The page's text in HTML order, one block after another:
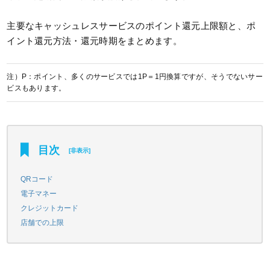
主要なキャッシュレスサービスのポイント還元上限額と、ポ
イント還元方法・還元時期をまとめます。
注）P：ポイント、多くのサービスでは1P＝1円換算ですが、そうでないサー
ビスもあります。
目次 [非表示]
QRコード
電子マネー
クレジットカード
店舗での上限